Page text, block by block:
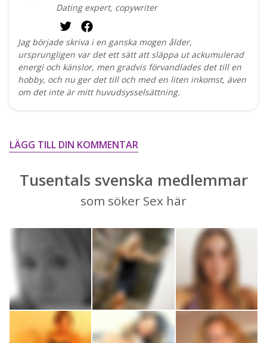
Dating expert, copywriter
Jag började skriva i en ganska mogen ålder,
ursprungligen var det ett sätt att släppa ut ackumulerad
energi och känslor, men gradvis förvandlades det till en
hobby, och nu ger det till och med en liten inkomst, även
om det inte är mitt huvudsysselsättning.
LÄGG TILL DIN KOMMENTAR
Tusentals svenska medlemmar
som söker Sex här